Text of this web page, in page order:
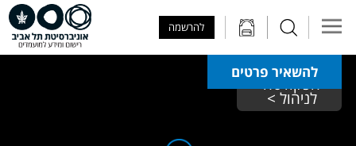
להרשמה
להשאיר פרטים
הפקולטה
לניהול >